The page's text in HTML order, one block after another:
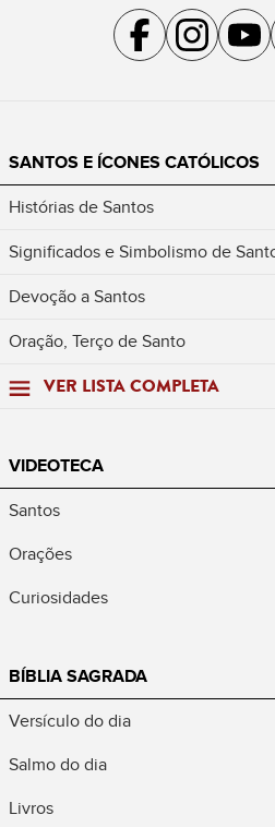
Acompanhe a gente no
Acompanhe a
SANTOS E ÍCONES CATÓLICOS
Histórias de Santos
Significados e Simbolismo de
Devoção a Santos
Oração, Terço de Santo
VER LISTA COMPLETA
VIDEOTECA
Santos
Orações
Curiosidades
BÍBLIA SAGRADA
Versículo do dia
Salmo do dia
Livros